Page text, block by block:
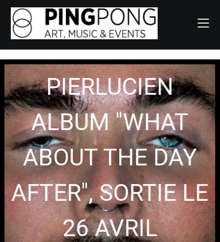
Skip
content
PIERLUCIEN
ALBUM "WHAT
ABOUT THE DAY
AFTER", SORTIE LE
26 AVRIL